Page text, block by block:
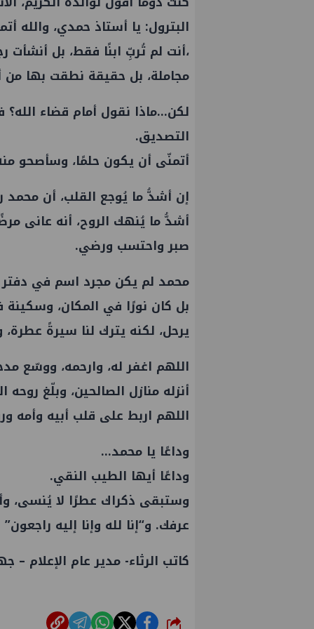
البترول: يا أستاذ حمدي، والله
،أنت لم تُربِّ ابنًا فقط، بل
مجاملة، بل حقيقة نطقت بها من
لكن…ماذا نقول أمام قضاء
التصديق.
أتمنّى أن يكون حلمًا، وسأصحو
إن أشدُّ ما يُوجع القلب، أن
أشدُّ ما يُنهك الروح، أنه عانى
صبر واحتسب ورضي.
محمد لم يكن مجرد اسم في دفتر
بل كان نورًا في المكان،
يرحل، لكنه يترك لنا سيرةً
اللهم اغفر له، وارحمه، ووسّع
أنزله منازل الصالحين، وبلّغ روحه
اللهم اربط على قلب أبيه وأمه
وداعًا يا محمد…
وداعًا أيها الطيب النقي.
وستبقى ذكراك عطرًا لا يُنسى،
عرفك. و“إنا لله وإنا إليه راجعون”
كاتب الرثاء- مدير عام الإعلامPMS تنهي أعمال إنزال الخطوط البحرية
بمشروع المرحلة الرابعة لتنمية حقل
علاء عبدالفتاح
الالواح الخشبية